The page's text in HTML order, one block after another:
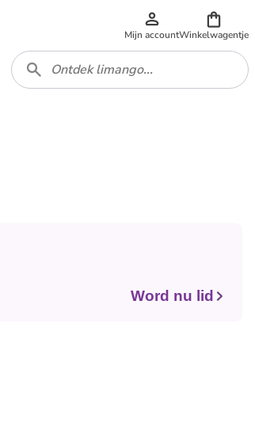
Mijn accountWinkelwagentje
Word nu lid